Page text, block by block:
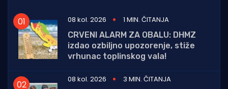
08 kol. 2026
1 MIN. ČITANJA
CRVENI ALARM ZA OBALU: DHMZ
izdao ozbiljno upozorenje, stiže
vrhunac toplinskog vala!
08 kol. 2026
3 MIN. ČITANJA